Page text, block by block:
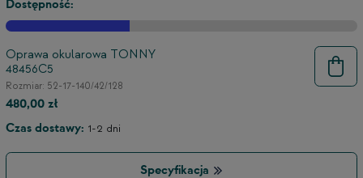
Dostępność:
Oprawa okularowa TONNY
48456C5
Rozmiar: 52-17-140/42/128
480,00 zł
Czas dostawy: 1-2 dni
Specyfikacja